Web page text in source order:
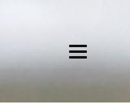
Toggle